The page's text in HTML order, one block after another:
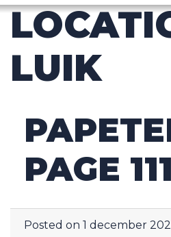
LUIK
PAGE 111
Posted on 1 december